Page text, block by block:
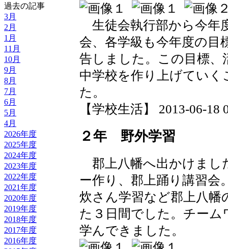
過去の記事
3月
2月
1月
11月
10月
9月
8月
7月
6月
5月
4月
2026年度
2025年度
2024年度
2023年度
2022年度
2021年度
2020年度
2019年度
2018年度
2017年度
2016年度
生徒会執行部から今年
会、各学級も今年度の目
告しました。この目標
中学校を作り上げてい
た。
【学校生活】 2013-06-18
２年 野外学習
郡上八幡へ出かけまし
ー作り、郡上踊り講習会
炊さん学習など郡上八幡
た３日間でした。チー
学んできました。